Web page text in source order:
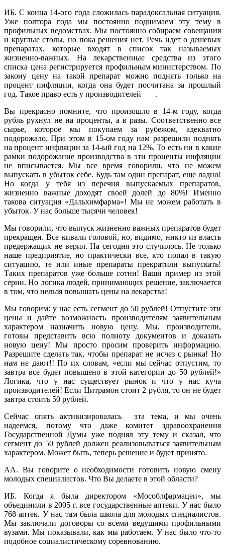
ИБ. С конца 14-ого года сложилась парадоксальная ситуация.
Уже полтора года мы постоянно поднимаем эту тему в
профильных ведомствах. Мы постоянно собираем совещания
и круглые столы, но пока решения нет. Речь идет о дешевых
препаратах, которые входят в список так называемых
жизненно-важных. На лекарственные средства из этого
списка цена регистрируется профильным министерством. По
закону цену на такой препарат можно поднять только на
процент инфляции, когда она будет посчитана за прошлый
год. Такое право есть у производителей .
Вы прекрасно помните, что произошло в 14-м году, когда
рубль рухнул не на проценты, а в разы. Соответственно все
сырье, которое мы покупаем за рубежом, адекватно
подорожало. При этом в 15-ом году нам разрешили поднять
на процент инфляции за 14-ый год на 12%. То есть ни в какие
рамки подорожание производства в эти проценты инфляции
не вписывается. Мы все время говорили, что не можем
выпускать в убыток себе. Будь там один препарат, еще ладно!
Но когда у тебя из перечня выпускаемых препаратов,
жизненно важные доходят своей долей до 80%! Именно
такова ситуация «Дальхимфарма»! Мы не можем работать в
убыток. У нас больше тысячи человек!
Мы говорили, что выпуск жизненно важных препаратов будет
прекращен. Все кивали головой, но, видимо, никто из власть
предержащих не верил. На сегодня это случилось. Не только
наше предприятие, но практически все, кто попал в такую
ситуацию, те или иные препараты прекратили выпускать!
Таких препаратов уже больше сотни! Ваши пример из этой
серии. Но логика людей, принимающих решение, заключается
в том, что нельзя повышать цены на лекарства!
Мы говорим: у нас есть сегмент до 50 рублей! Отпустите эти
цены и дайте возможность производителям заявительным
характером назначить новую цену. Мы, производители,
готовы представить всю полноту документов и доказать
новую цену! Мы просто просим проверить информацию.
Разрешите сделать так, чтобы препарат не исчез с рынка! Но
нам не дают!! По их словам, «если мы сейчас отпустим, то
завтра все будет повышено в этой категории до 50 рублей!»
Логика, что у нас существует рынок и что у нас куча
производителей! Если Цитрамон стоит 2 рубля, то он не будет
завтра стоить 50 рублей.
Сейчас опять активизировалась эта тема, и мы очень
надеемся, потому что даже комитет здравоохранения
Государственной Думы уже поднял эту тему и сказал, что
сегмент до 50 рублей должен реализовываться заявительным
характером. Может быть, теперь решение и будет принято.
АА. Вы говорите о необходимости готовить новую смену
молодых специалистов. Что Вы делаете в этой области?
ИБ. Когда я была директором «Мособлфармацеи», мы
объединили в 2005 г. все государственные аптеки. У нас было
768 аптек. У нас там была школа для молодых специалистов.
Мы заключали договоры со всеми ведущими профильными
вузами. Мы показывали, как мы работаем. У нас было что-то
подобное социалистическому соревнованию.